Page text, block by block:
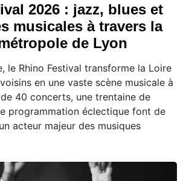
2026 : jazz, blues et
musicales à travers la
de Lyon
le Rhino Festival transforme la Loire
en une vaste scène musicale à
40 concerts, une trentaine de
programmation éclectique font de
acteur majeur des musiques